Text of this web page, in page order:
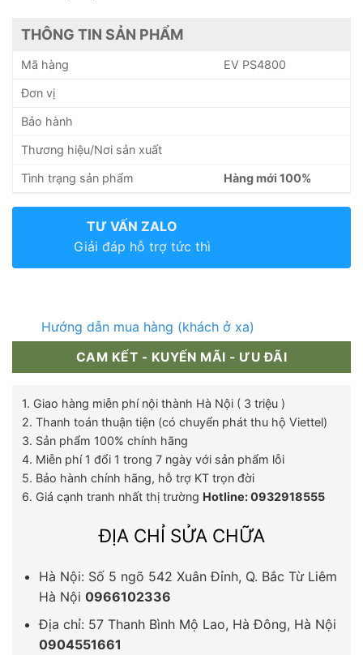
THÔNG TIN SẢN PHẨM
Mã hàng EV PS4800
Đơn vị
Bảo hành
Thương hiệu/Nơi sản xuất
Tình trạng sản phẩm Hàng mới 100%
TƯ VẤN ZALO
Giải đáp hỗ trợ tức thì
Hướng dẫn mua hàng (khách ở xa)
CAM KẾT - KUYẾN MÃI - ƯU ĐÃI
1. Giao hàng miễn phí nội thành Hà Nội ( 3 triệu )
2. Thanh toán thuận tiện (có chuyển phát thu hộ Viettel)
3. Sản phẩm 100% chính hãng
4. Miễn phí 1 đổi 1 trong 7 ngày với sản phẩm lỗi
5. Bảo hành chính hãng, hỗ trợ KT trọn đời
6. Giá cạnh tranh nhất thị trường Hotline: 0932918555
ĐỊA CHỈ SỬA CHỮA
Hà Nội: Số 5 ngõ 542 Xuân Đỉnh, Q. Bắc Từ Liêm
Hà Nội 0966102336
Địa chỉ: 57 Thanh Bình Mộ Lao, Hà Đông, Hà Nội
0904551661